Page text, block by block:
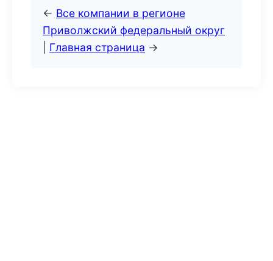
← Все компании в регионе
Приволжский федеральный округ
Главная страница →